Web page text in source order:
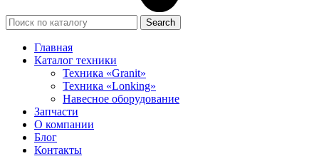
Search
Главная
Каталог техники
Техника «Granit»
Техника «Lonking»
Навесное оборудование
Запчасти
О компании
Блог
Контакты